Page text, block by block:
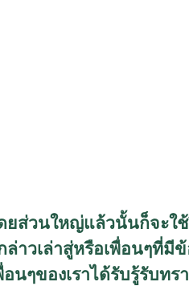
ยส่วนใหญ่แล้วนั้นก็จะใ
ล่าวเล่าสู่หรือเพื่อนๆที่มี
นๆของเราได้รับรู้รับท